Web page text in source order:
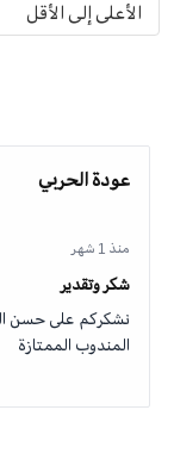
الأعلى إلى الأقل
عودة الحربي
منذ 1 شهر
شكر وتقدير
نشكركم على حسن
المندوب الممتازة